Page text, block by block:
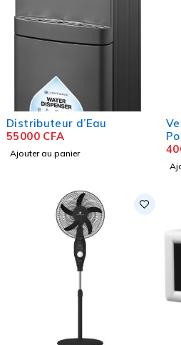
Distributeur d’Eau
55000 CFA
Ajouter au panier